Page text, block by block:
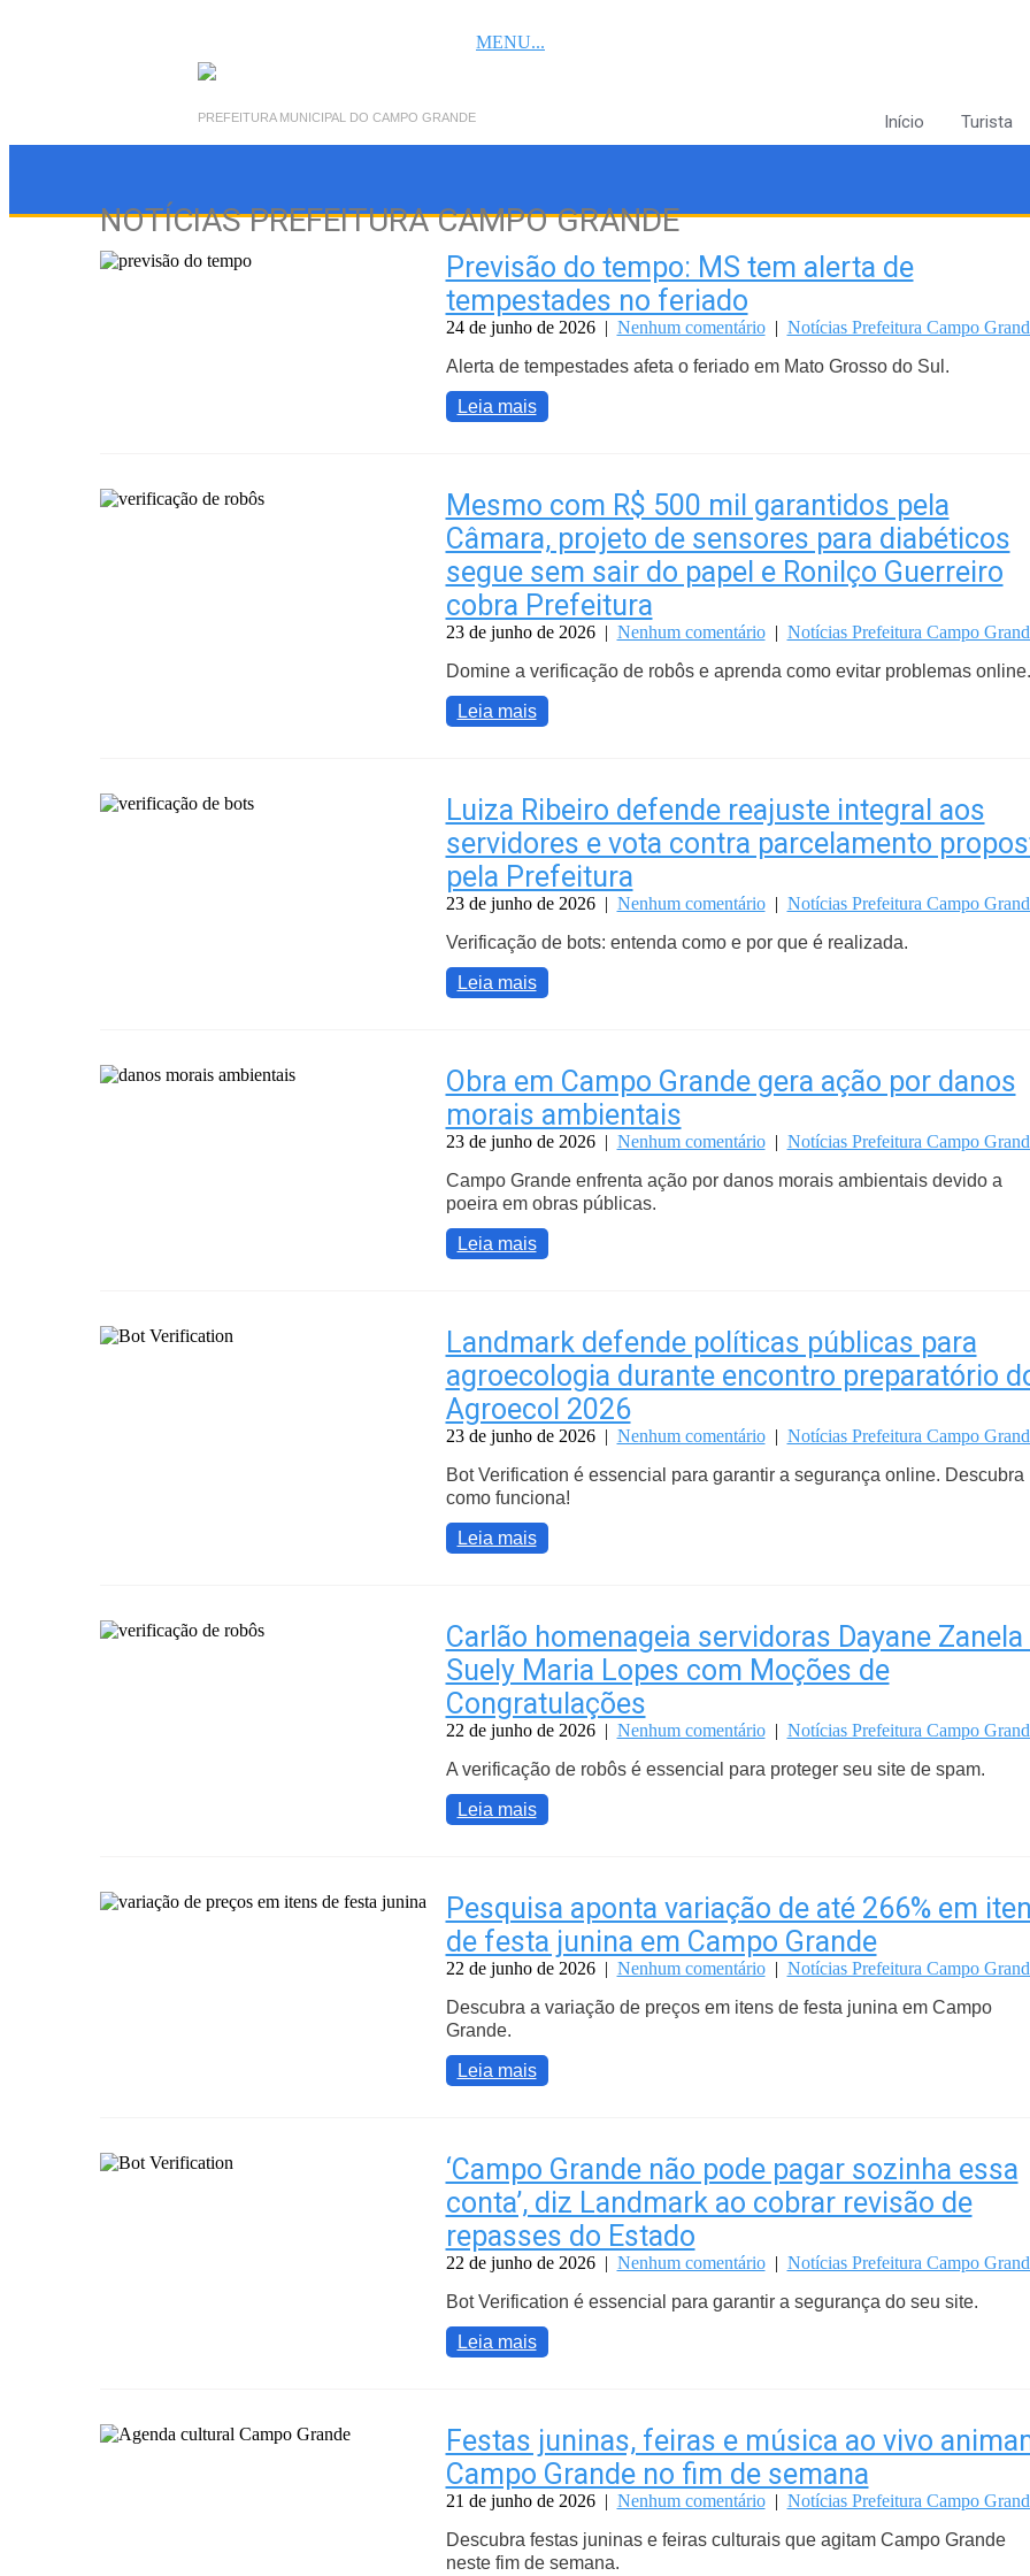
PREFEITURA MUNICIPAL DO CAMPO GRANDE
MENU...
Início Turista
NOTÍCIAS PREFEITURA CAMPO GRANDE
Previsão do tempo: MS tem alerta de
tempestades no feriado
24 de junho de 2026| Nenhum comentário| Notícias Prefeitura Campo
Alerta de tempestades afeta o feriado em Mato Grosso do Sul.
Leia mais
Mesmo com R$ 500 mil garantidos pela
Câmara, projeto de sensores para diabéticos
segue sem sair do papel e Ronilço Guerreiro
cobra Prefeitura
23 de junho de 2026| Nenhum comentário| Notícias Prefeitura Campo
Domine a verificação de robôs e aprenda como evitar problemas online.
Leia mais
Luiza Ribeiro defende reajuste integral aos
servidores e vota contra parcelamento
pela Prefeitura
23 de junho de 2026| Nenhum comentário| Notícias Prefeitura Campo
Verificação de bots: entenda como e por que é realizada.
Leia mais
Obra em Campo Grande gera ação por danos
morais ambientais
23 de junho de 2026| Nenhum comentário| Notícias Prefeitura Campo
Campo Grande enfrenta ação por danos morais ambientais devido a
poeira em obras públicas.
Leia mais
Landmark defende políticas públicas para
agroecologia durante encontro preparatório
Agroecol 2026
23 de junho de 2026| Nenhum comentário| Notícias Prefeitura Campo
Bot Verification é essencial para garantir a segurança online. Descubra
como funciona!
Leia mais
Carlão homenageia servidoras Dayane Zanela
Suely Maria Lopes com Moções de
Congratulações
22 de junho de 2026| Nenhum comentário| Notícias Prefeitura Campo
A verificação de robôs é essencial para proteger seu site de spam.
Leia mais
Pesquisa aponta variação de até 266% em
de festa junina em Campo Grande
22 de junho de 2026| Nenhum comentário| Notícias Prefeitura Campo
Descubra a variação de preços em itens de festa junina em Campo
Grande.
Leia mais
‘Campo Grande não pode pagar sozinha essa
conta’, diz Landmark ao cobrar revisão de
repasses do Estado
22 de junho de 2026| Nenhum comentário| Notícias Prefeitura Campo
Bot Verification é essencial para garantir a segurança do seu site.
Leia mais
Festas juninas, feiras e música ao vivo
Campo Grande no fim de semana
21 de junho de 2026| Nenhum comentário| Notícias Prefeitura Campo
Descubra festas juninas e feiras culturais que agitam Campo Grande
neste fim de semana.